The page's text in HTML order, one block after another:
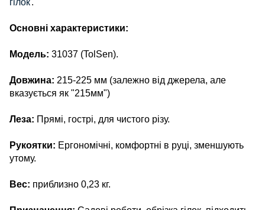
гілок.
Основні характеристики:
Модель: 31037 (TolSen).
Довжина: 215-225 мм (залежно від джерела, але
вказується як "215мм")
Леза: Прямі, гострі, для чистого різу.
Рукоятки: Ергономічні, комфортні в руці, зменшують
утому.
Вес: приблизно 0,23 кг.